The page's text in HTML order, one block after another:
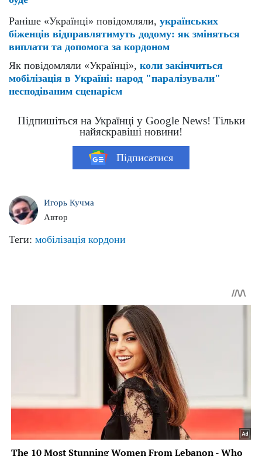
Раніше «Українці» повідомляли, українських
біженців відправлятимуть додому: як зміняться
виплати та допомога за кордоном
Як повідомляли «Українці», коли закінчиться
мобілізація в Україні: народ "паралізували"
несподіваним сценарієм
Підпишіться на Українці у Google News! Тільки
найяскравіші новини!
Підписатися
Игорь Кучма
Автор
Теги: мобілізація кордони